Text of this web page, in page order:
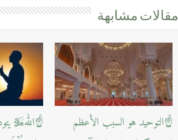
مقالات مشابهة
☝التوحيد هو السبب الأعظم
☝اللهﷻ